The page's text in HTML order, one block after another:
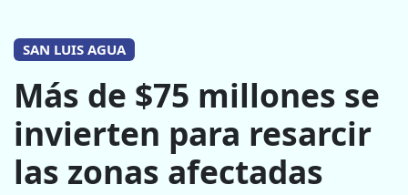
SAN LUIS AGUA
Más de $75 millones se
invierten para resarcir
las zonas afectadas